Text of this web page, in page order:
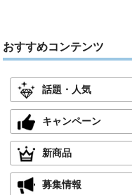
おすすめコンテンツ
話題・人気
キャンペーン
新商品
募集情報